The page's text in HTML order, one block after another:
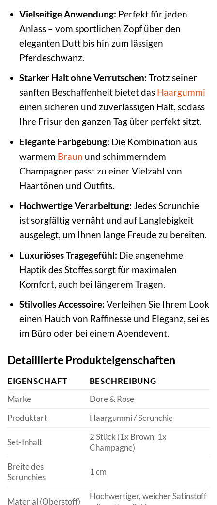
Vielseitige Anwendung: Perfekt für jeden
Anlass – vom sportlichen Zopf über den
eleganten Dutt bis hin zum lässigen
Pferdeschwanz.
Starker Halt ohne Verrutschen: Trotz seiner
sanften Beschaffenheit bietet das Haargummi
einen sicheren und zuverlässigen Halt, sodass
Ihre Frisur den ganzen Tag über perfekt sitzt.
Elegante Farbgebung: Die Kombination aus
warmem Braun und schimmerndem
Champagner passt zu einer Vielzahl von
Haartönen und Outfits.
Hochwertige Verarbeitung: Jedes Scrunchie
ist sorgfältig vernäht und auf Langlebigkeit
ausgelegt, um Ihnen lange Freude zu bereiten.
Luxuriöses Tragegefühl: Die angenehme
Haptik des Stoffes sorgt für maximalen
Komfort, auch bei längerem Tragen.
Stilvolles Accessoire: Verleihen Sie Ihrem Look
einen Hauch von Raffinesse und Eleganz, sei es
im Büro oder bei einem Abendevent.
Detaillierte Produkteigenschaften
EIGENSCHAFT
BESCHREIBUNG
Marke
Dore & Rose
Produktart
Haargummi / Scrunchie
Set-Inhalt
2 Stück (1x Brown, 1x
Champagne)
Breite des
Scrunchies
1 cm
Material (Oberstoff)
Hochwertiger, weicher Satinstoff